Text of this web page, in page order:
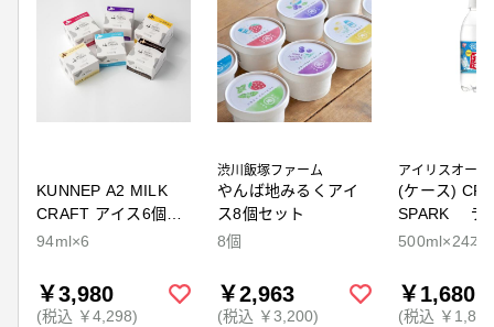
KUNNEP A2 MILK
CRAFT アイス6個セ
ット
94ml×6
￥3,980
(税込 ￥4,298)
渋川飯塚ファーム
やんば地みるくアイ
ス8個セット
8個
￥2,963
(税込 ￥3,200)
アイリスオーヤ
(ケース)
SPARK ラ
500ml×24本
￥1,680
(税込 ￥